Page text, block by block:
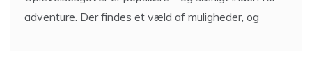
adventure. Der findes et væld af muligheder, og